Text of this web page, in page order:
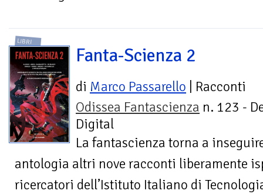
LIBRI
Fanta-Scienza 2
di Marco Passarello | Racconti
Odissea Fantascienza n. 123 -
Digital
La fantascienza torna a
antologia altri nove racconti liberamente
ricercatori dell’Istituto Italiano di